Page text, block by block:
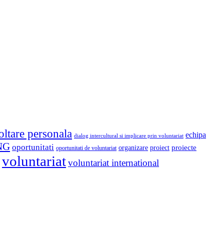
personala dialog intercultural si implicare prin voluntariat echipa
oportunitati oportunitati de voluntariat organizare proiect proiecte
voluntariatvoluntariat international